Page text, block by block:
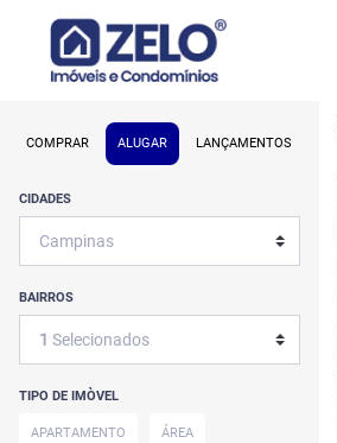
COMPRAR ALUGAR LANÇAMENTOS
CIDADES
BAIRROS
1 Selecionados
TIPO DE IMÒVEL
APARTAMENTO ÁREA